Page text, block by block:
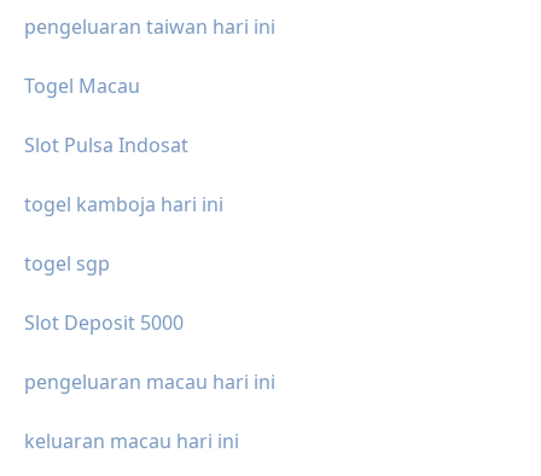
pengeluaran taiwan hari ini
Togel Macau
Slot Pulsa Indosat
togel kamboja hari ini
togel sgp
Slot Deposit 5000
pengeluaran macau hari ini
keluaran macau hari ini